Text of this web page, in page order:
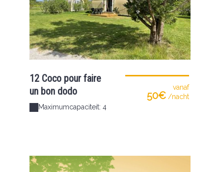
12 Coco pour faire
un bon dodo
Maximumcapaciteit: 4
vanaf
50€ /nacht